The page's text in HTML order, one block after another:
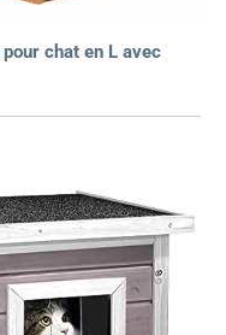
chat en L avec